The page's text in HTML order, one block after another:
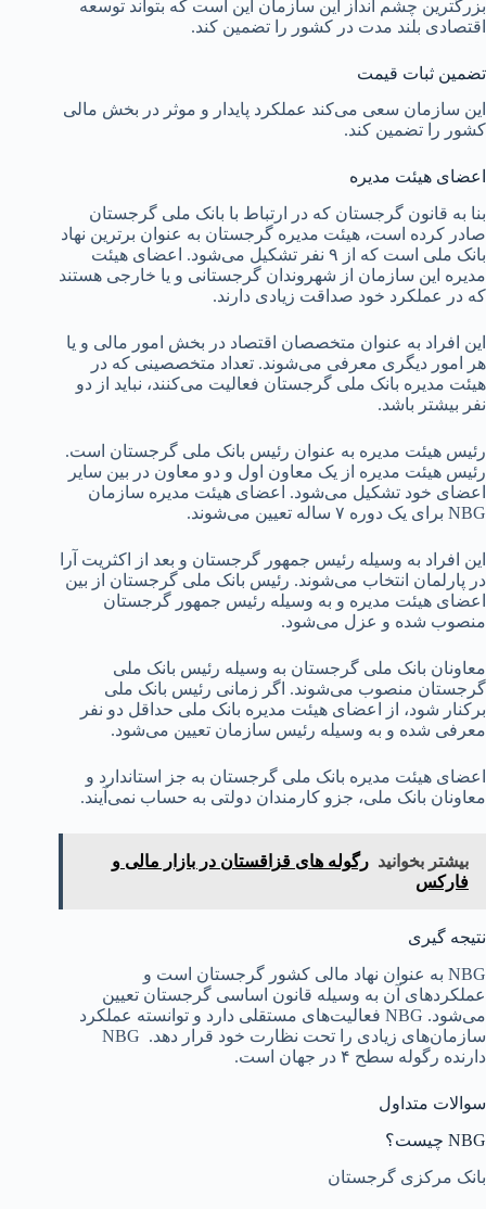
بزرگترین چشم انداز این سازمان این است که بتواند توسعه
اقتصادی بلند مدت در کشور را تضمین کند.
تضمین ثبات قیمت
این سازمان سعی می‌کند عملکرد پایدار و موثر در بخش مالی
کشور را تضمین کند.
اعضای هیئت مدیره
بنا به قانون گرجستان که در ارتباط با بانک ملی گرجستان
صادر کرده است، هیئت مدیره گرجستان به عنوان برترین نهاد
بانک ملی است که از ۹ نفر تشکیل می‌شود. اعضای هیئت
مدیره این سازمان از شهروندان گرجستانی و یا خارجی هستند
که در عملکرد خود صداقت زیادی دارند.
این افراد به عنوان متخصصان اقتصاد در بخش امور مالی و یا
هر امور دیگری معرفی می‌شوند. تعداد متخصصینی که در
هیئت مدیره بانک ملی گرجستان فعالیت می‌کنند، نباید از دو
نفر بیشتر باشد.
رئیس هیئت مدیره به عنوان رئیس بانک ملی گرجستان است.
رئیس هیئت مدیره از یک معاون اول و دو معاون در بین سایر
اعضای خود تشکیل می‌شود. اعضای هیئت مدیره سازمان
NBG برای یک دوره ۷ ساله تعیین می‌شوند.
این افراد به وسیله رئیس جمهور گرجستان و بعد از اکثریت آرا
در پارلمان انتخاب می‌شوند. رئیس بانک ملی گرجستان از بین
اعضای هیئت مدیره و به وسیله رئیس جمهور گرجستان
منصوب شده و عزل می‌شود.
معاونان بانک ملی گرجستان به وسیله رئیس بانک ملی
گرجستان منصوب می‌شوند. اگر زمانی رئیس بانک ملی
برکنار شود، از اعضای هیئت مدیره بانک ملی حداقل دو نفر
معرفی شده و به وسیله رئیس سازمان تعیین می‌شود.
اعضای هیئت مدیره بانک ملی گرجستان به جز استاندارد و
معاونان بانک ملی، جزو کارمندان دولتی به حساب نمی‌آیند.
بیشتر بخوانید رگوله های قزاقستان در بازار مالی و
فارکس
نتیجه گیری
NBG به عنوان نهاد مالی کشور گرجستان است و
عملکردهای آن به وسیله قانون اساسی گرجستان تعیین
می‌شود. NBG فعالیت‌های مستقلی دارد و توانسته عملکرد
سازمان‌های زیادی را تحت نظارت خود قرار دهد. NBG
دارنده رگوله سطح ۴ در جهان است.
سوالات متداول
NBG چیست؟
بانک مرکزی گرجستان